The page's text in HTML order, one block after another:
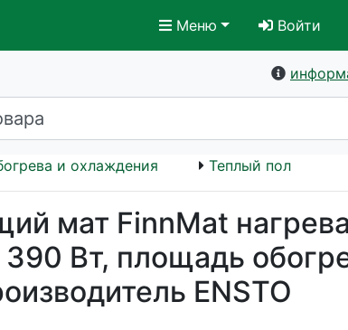
Меню Войти
и охлаждения Теплый пол
мат FinnMat
Вт, площадь
ENSTO